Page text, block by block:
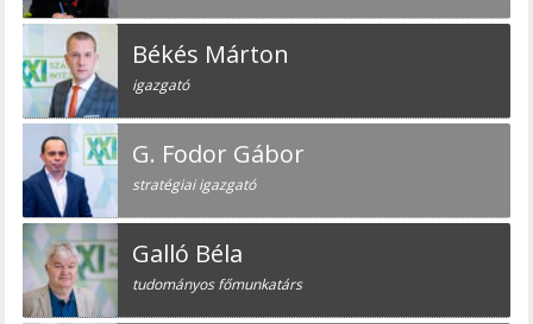
Békés Márton
igazgató
G. Fodor Gábor
stratégiai igazgató
Galló Béla
tudományos főmunkatárs